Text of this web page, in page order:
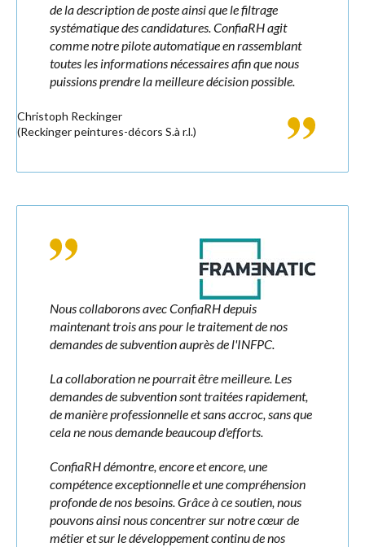
de la description de poste ainsi que le filtrage
systématique des candidatures. ConfiaRH agit
comme notre pilote automatique en rassemblant
toutes les informations nécessaires afin que nous
puissions prendre la meilleure décision possible.
Christoph Reckinger
(Reckinger peintures-décors S.à r.l.)
Nous collaborons avec ConfiaRH depuis
maintenant trois ans pour le traitement de nos
demandes de subvention auprès de l'INFPC.
La collaboration ne pourrait être meilleure. Les
demandes de subvention sont traitées rapidement,
de manière professionnelle et sans accroc, sans que
cela ne nous demande beaucoup d'efforts.
ConfiaRH démontre, encore et encore, une
compétence exceptionnelle et une compréhension
profonde de nos besoins. Grâce à ce soutien, nous
pouvons ainsi nous concentrer sur notre cœur de
métier et sur le développement continu de nos